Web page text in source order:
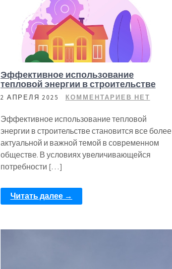
Эффективное использование
тепловой энергии в строительстве
2 АПРЕЛЯ 2025 КОММЕНТАРИЕВ НЕТ
Эффективное использование тепловой
энергии в строительстве становится все более
актуальной и важной темой в современном
обществе. В условиях увеличивающейся
потребности […]
Читать далее →